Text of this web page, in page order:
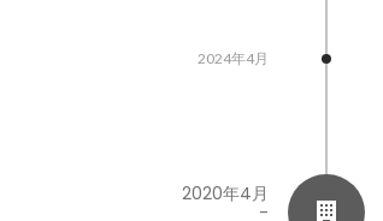
2024年4月
2020年4月
-